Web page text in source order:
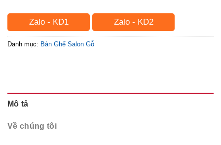
Zalo - KD1 Zalo - KD2
Danh mục: Bàn Ghế Salon Gỗ
Mô tả
Về chúng tôi